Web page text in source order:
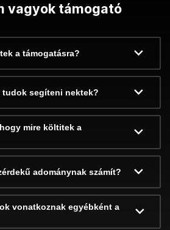
vagyok támogató
a támogatásra?
tudok segíteni nektek?
mire költitek a
adománynak számít?
vonatkoznak egyébként a